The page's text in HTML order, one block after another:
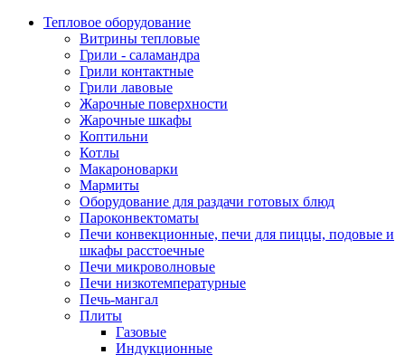
Тепловое оборудование
Витрины тепловые
Грили - саламандра
Грили контактные
Грили лавовые
Жарочные поверхности
Жарочные шкафы
Коптильни
Котлы
Макароноварки
Мармиты
Оборудование для раздачи готовых блюд
Пароконвектоматы
Печи конвекционные, печи для пиццы, подовые и
шкафы расстоечные
Печи микроволновые
Печи низкотемпературные
Печь-мангал
Плиты
Газовые
Индукционные